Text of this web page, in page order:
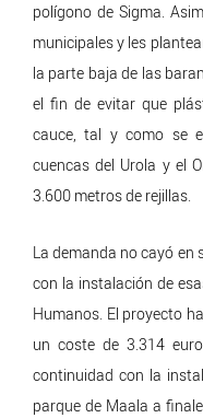
polígono de Sigma.
municipales y les
la parte baja de las
el fin de evitar que
cauce, tal y como se
cuencas del Urola y el
3.600 metros de rejillas.
La demanda no cayó en
con la instalación de
Humanos. El proyecto
un coste de 3.314
continuidad con la
parque de Maala a